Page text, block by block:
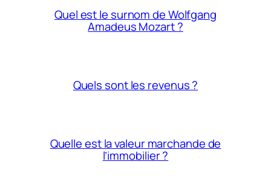
Quel est le surnom de Wolfgang
Amadeus Mozart ?
Quels sont les revenus ?
Quelle est la valeur marchande de
l’immobilier ?